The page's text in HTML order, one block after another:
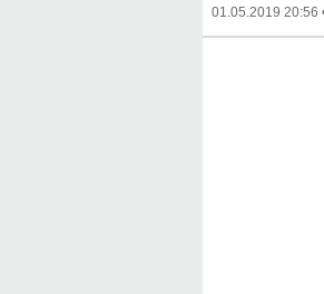
01.05.2019 20:56